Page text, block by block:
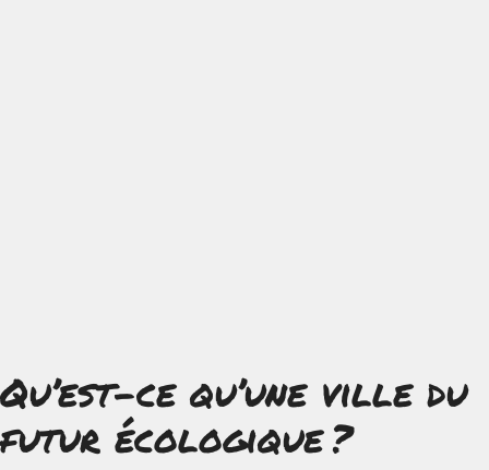
Qu’est-ce qu’une ville du
futur écologique ?